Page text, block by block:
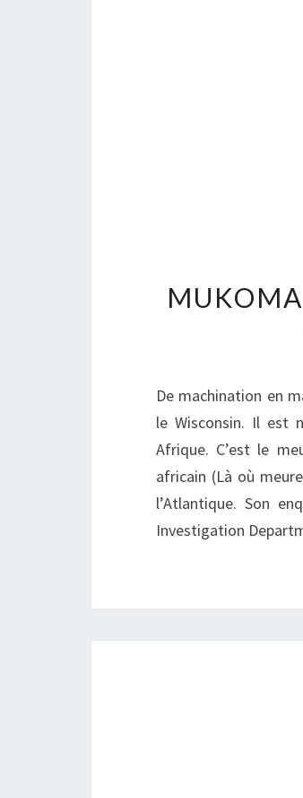
De machination en
le Wisconsin. Il est
Afrique. C’est le
africain (Là où
l’Atlantique. Son
Investigation